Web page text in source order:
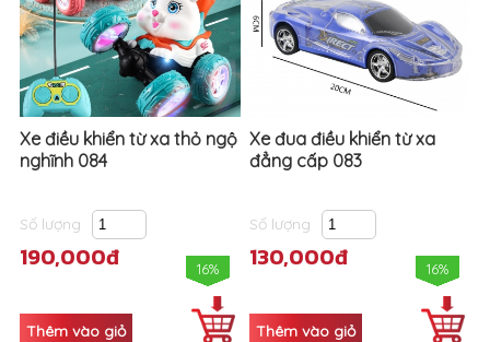
Xe điều khiển từ xa thỏ ngộ
nghĩnh 084
Số lượng
190,000đ 16%
Xe đua điều khiển từ xa
đẳng cấp 083
Số lượng
130,000đ 16%